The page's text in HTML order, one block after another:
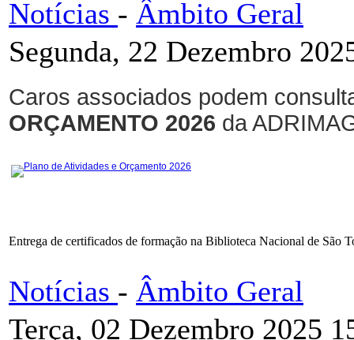
Notícias - Âmbito Geral
Segunda, 22 Dezembro
Caros associados podem
ORÇAMENTO 2026 da
Plano de Atividades e Orçamento 2026
Entrega de certificados de formação na Biblioteca Nacional de São
Notícias - Âmbito Geral
Terça, 02 Dezembro 2025